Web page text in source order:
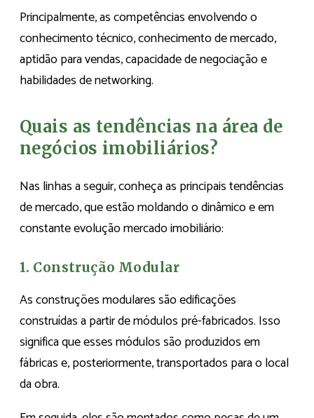
Principalmente, as competências envolvendo o
conhecimento técnico, conhecimento de mercado,
aptidão para vendas, capacidade de negociação e
habilidades de networking.
Quais as tendências na área de
negócios imobiliários?
Nas linhas a seguir, conheça as principais tendências
de mercado, que estão moldando o dinâmico e em
constante evolução mercado imobiliário:
1. Construção Modular
As construções modulares são edificações
construídas a partir de módulos pré-fabricados. Isso
significa que esses módulos são produzidos em
fábricas e, posteriormente, transportados para o local
da obra.